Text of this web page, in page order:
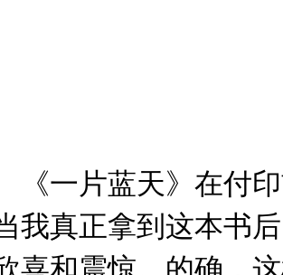
《一片蓝天》在付
我真正拿到这本书